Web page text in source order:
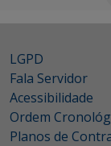
LGPD
Fala Servidor
Acessibilidade
Ordem
Planos de